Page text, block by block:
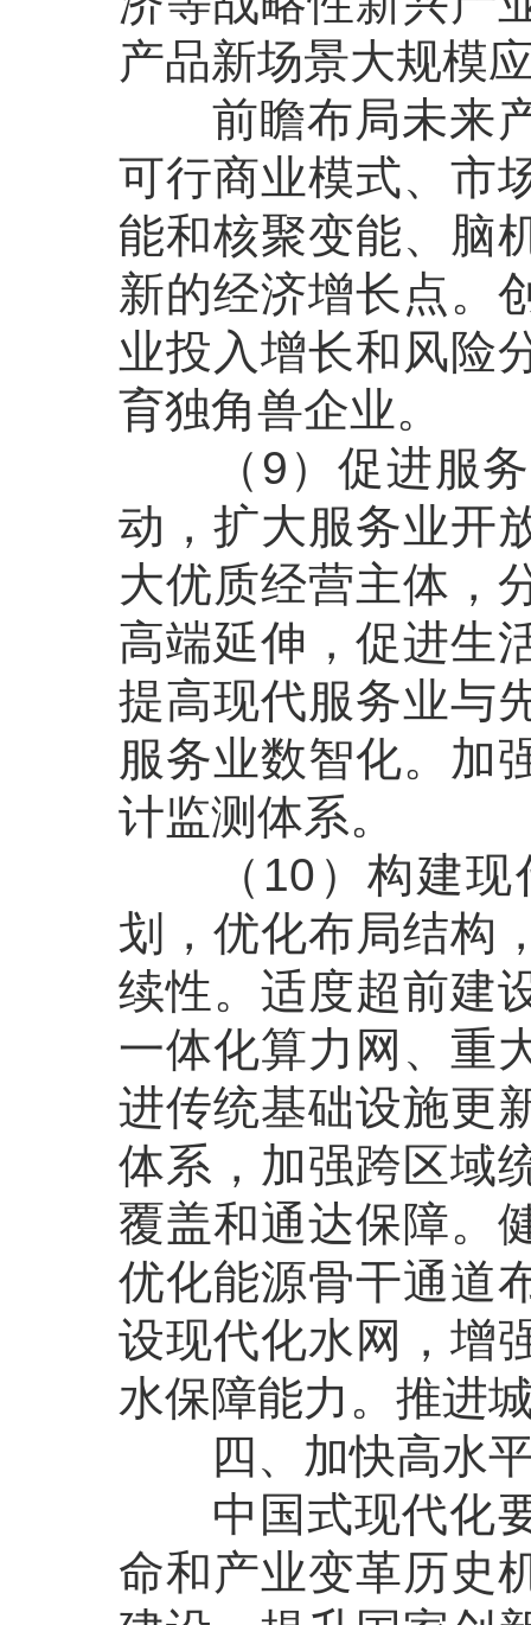
产品新场景大规模
前瞻布局未来产
可行商业模式、市
能和核聚变能、脑
新的经济增长点。
业投入增长和风险
育独角兽企业。
（9）促进服务
动，扩大服务业开
大优质经营主体，
高端延伸，促进生
提高现代服务业与
服务业数智化。加
计监测体系。
（10）构建现
划，优化布局结构
续性。适度超前建
一体化算力网、重
进传统基础设施更
体系，加强跨区域
覆盖和通达保障。
优化能源骨干通道
设现代化水网，增
水保障能力。推进
四、加快高水平
中国式现代化要
命和产业变革历史